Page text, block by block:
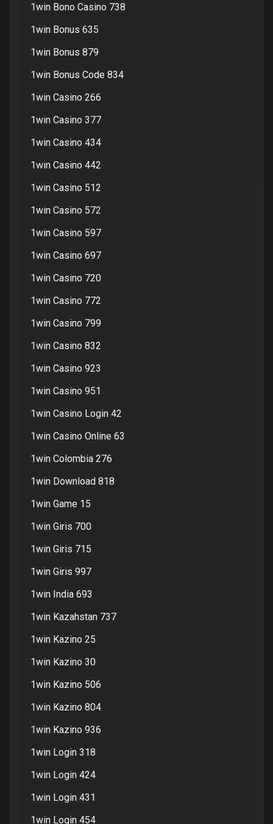
1win Bono Casino 738
1win Bonus 635
1win Bonus 879
1win Bonus Code 834
1win Casino 266
1win Casino 377
1win Casino 434
1win Casino 442
1win Casino 512
1win Casino 572
1win Casino 597
1win Casino 697
1win Casino 720
1win Casino 772
1win Casino 799
1win Casino 832
1win Casino 923
1win Casino 951
1win Casino Login 42
1win Casino Online 63
1win Colombia 276
1win Download 818
1win Game 15
1win Giris 700
1win Giris 715
1win Giris 997
1win India 693
1win Kazahstan 737
1win Kazino 25
1win Kazino 30
1win Kazino 506
1win Kazino 804
1win Kazino 936
1win Login 318
1win Login 424
1win Login 431
1win Login 454